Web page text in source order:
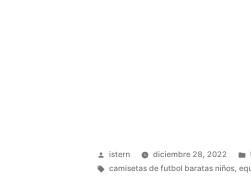
Publicado
por
istern diciembre 28, 2022
Etiquetas:
camisetas de futbol baratas niños,